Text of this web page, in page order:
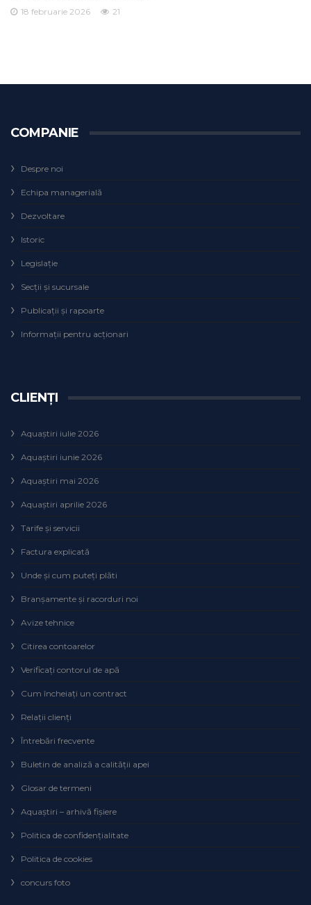
18 februarie 2026
21
COMPANIE
Despre noi
Echipa managerială
Dezvoltare
Istoric
Legislaţie
Secţii şi sucursale
Publicații și rapoarte
Informații pentru acționari
CLIENȚI
Aquaștiri iulie 2026
Aquaștiri iunie 2026
Aquaștiri mai 2026
Aquaștiri aprilie 2026
Tarife și servicii
Factura explicată
Unde și cum puteţi plăti
Branșamente și racorduri noi
Avize tehnice
Citirea contoarelor
Verificaţi contorul de apă
Cum încheiaţi un contract
Relaţii clienţi
Întrebări frecvente
Buletin de analiză a calităţii apei
Glosar de termeni
Aquaștiri – arhivă fișiere
Politica de confidențialitate
Politica de cookies
concurs foto